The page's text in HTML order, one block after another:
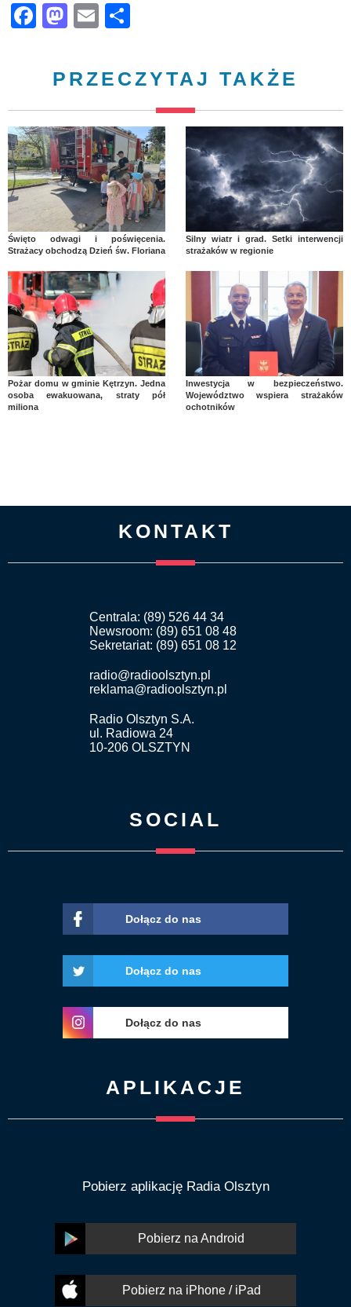
Facebook
Mastodon
Email
PRZECZYTAJ TAKŻE
Święto odwagi i poświęcenia.
Strażacy obchodzą Dzień św. Floriana
Silny wiatr i grad. Setki interwencji
strażaków w regionie
Pożar domu w gminie Kętrzyn. Jedna
osoba ewakuowana, straty pół
miliona
Inwestycja w bezpieczeństwo.
Województwo wspiera strażaków
ochotników
KONTAKT
Centrala: (89) 526 44 34
Newsroom: (89) 651 08 48
Sekretariat: (89) 651 08 12
radio@radioolsztyn.pl
reklama@radioolsztyn.pl
Radio Olsztyn S.A.
ul. Radiowa 24
10-206 OLSZTYN
SOCIAL
Dołącz do nas
Dołącz do nas
Dołącz do nas
APLIKACJE
Pobierz aplikację Radia Olsztyn
Pobierz na Android
Pobierz na iPhone / iPad